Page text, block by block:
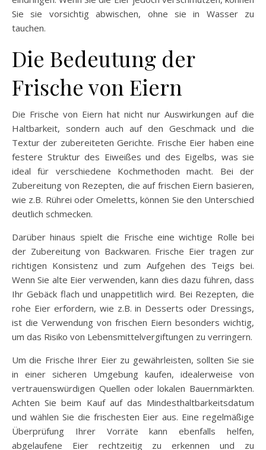
Sie sie vorsichtig abwischen, ohne sie in Wasser zu
tauchen.
Die Bedeutung der
Frische von Eiern
Die Frische von Eiern hat nicht nur Auswirkungen auf die
Haltbarkeit, sondern auch auf den Geschmack und die
Textur der zubereiteten Gerichte. Frische Eier haben eine
festere Struktur des Eiweißes und des Eigelbs, was sie
ideal für verschiedene Kochmethoden macht. Bei der
Zubereitung von Rezepten, die auf frischen Eiern basieren,
wie z.B. Rührei oder Omeletts, können Sie den Unterschied
deutlich schmecken.
Darüber hinaus spielt die Frische eine wichtige Rolle bei
der Zubereitung von Backwaren. Frische Eier tragen zur
richtigen Konsistenz und zum Aufgehen des Teigs bei.
Wenn Sie alte Eier verwenden, kann dies dazu führen, dass
Ihr Gebäck flach und unappetitlich wird. Bei Rezepten, die
rohe Eier erfordern, wie z.B. in Desserts oder Dressings,
ist die Verwendung von frischen Eiern besonders wichtig,
um das Risiko von Lebensmittelvergiftungen zu verringern.
Um die Frische Ihrer Eier zu gewährleisten, sollten Sie sie
in einer sicheren Umgebung kaufen, idealerweise von
vertrauenswürdigen Quellen oder lokalen Bauernmärkten.
Achten Sie beim Kauf auf das Mindesthaltbarkeitsdatum
und wählen Sie die frischesten Eier aus. Eine regelmäßige
Überprüfung Ihrer Vorräte kann ebenfalls helfen,
abgelaufene Eier rechtzeitig zu erkennen und zu